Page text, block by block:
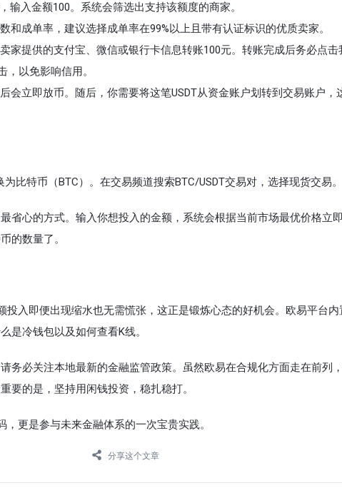
输入金额100。系统会筛选出支持该额度的商家。
和成单率，建议选择成单率在99%以上且带有认证标识的优质卖家。
家提供的支付宝、微信或银行卡信息转账100元。转账完成后务必点击
以免影响信用。
会立即放币。随后，你需要将这笔USDT从资金账户划转到交易账户，
比特币（BTC）。在交易频道搜索BTC/USDT交易对，选择现货交易。
省心的方式。输入你想投入的金额，系统会根据当前市场最优价格立
的数量了。
投入即便出现缩水也无需慌张，这正是锻炼心态的好机会。欧易平台内
是冷钱包以及如何查看K线。
务必关注本地最新的金融监管政策。虽然欧易在合规化方面走在前列
要的是，坚持用闲钱投资，稳扎稳打。
更是参与未来金融体系的一次宝贵实践。
分享这个文章